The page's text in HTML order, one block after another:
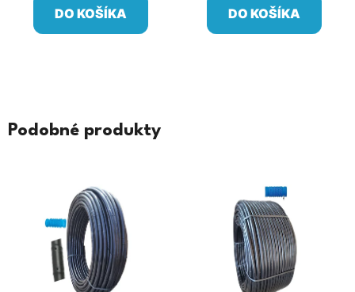
DO KOŠÍKA DO KOŠÍKA
Podobné produkty